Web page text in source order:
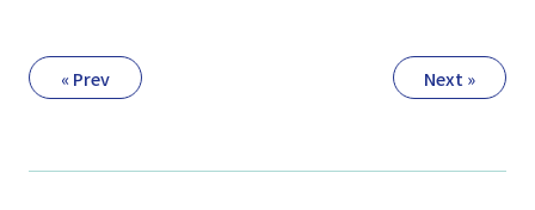
« Prev Next »